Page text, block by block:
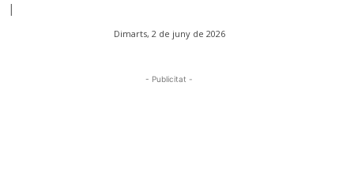
|
Dimarts, 2 de juny de 2026
- Publicitat -